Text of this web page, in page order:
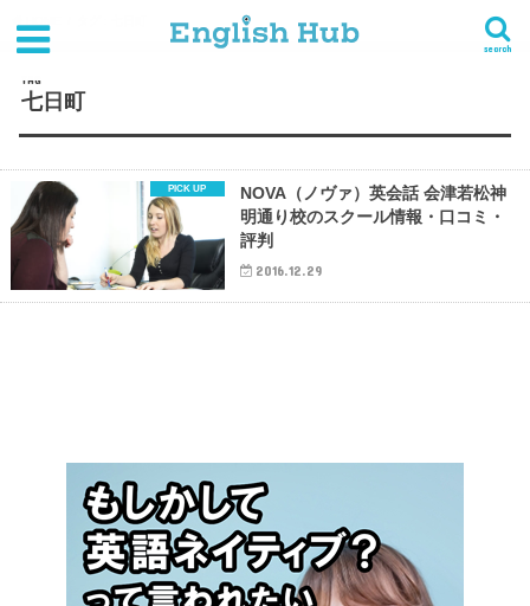
search
TAG
七日町
NOVA（ノヴァ）英会話 会津若松神
明通り校のスクール情報・口コミ・
評判
2016.12.29